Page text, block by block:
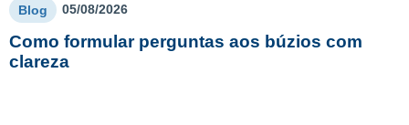
Blog 05/08/2026
Como formular perguntas aos búzios com
clareza